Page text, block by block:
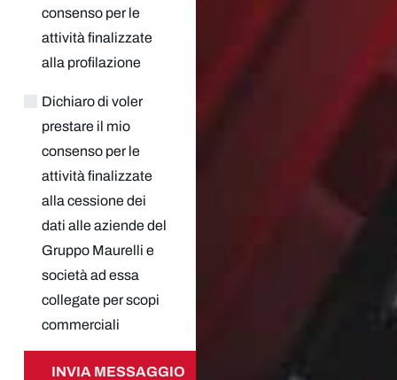
consenso per le
attività finalizzate
alla profilazione
Dichiaro di voler
prestare il mio
consenso per le
attività finalizzate
alla cessione dei
dati alle aziende del
Gruppo Maurelli e
società ad essa
collegate per scopi
commerciali
INVIA MESSAGGIO